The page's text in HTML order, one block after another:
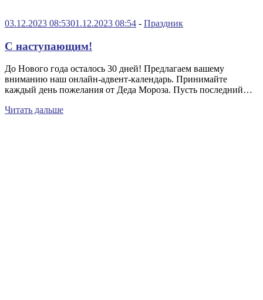
03.12.2023 08:5301.12.2023 08:54 - Праздник
С наступающим!
До Нового года осталось 30 дней! Предлагаем вашему
вниманию наш онлайн-адвент-календарь. Принимайте
каждый день пожелания от Деда Мороза. Пусть последний…
Читать дальше